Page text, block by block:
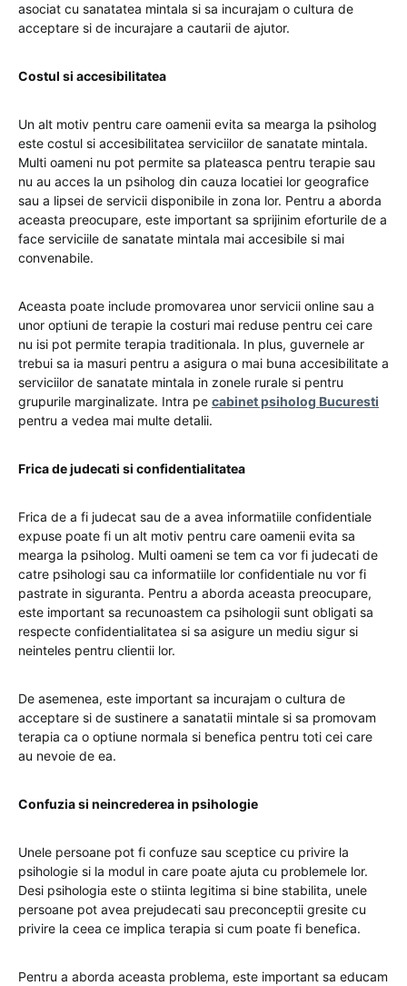
asociat cu sanatatea mintala si sa incurajam o cultura de
acceptare si de incurajare a cautarii de ajutor.
Costul si accesibilitatea
Un alt motiv pentru care oamenii evita sa mearga la psiholog
este costul si accesibilitatea serviciilor de sanatate mintala.
Multi oameni nu pot permite sa plateasca pentru terapie sau
nu au acces la un psiholog din cauza locatiei lor geografice
sau a lipsei de servicii disponibile in zona lor. Pentru a aborda
aceasta preocupare, este important sa sprijinim eforturile de a
face serviciile de sanatate mintala mai accesibile si mai
convenabile.
Aceasta poate include promovarea unor servicii online sau a
unor optiuni de terapie la costuri mai reduse pentru cei care
nu isi pot permite terapia traditionala. In plus, guvernele ar
trebui sa ia masuri pentru a asigura o mai buna accesibilitate a
serviciilor de sanatate mintala in zonele rurale si pentru
grupurile marginalizate. Intra pe cabinet psiholog Bucuresti
pentru a vedea mai multe detalii.
Frica de judecati si confidentialitatea
Frica de a fi judecat sau de a avea informatiile confidentiale
expuse poate fi un alt motiv pentru care oamenii evita sa
mearga la psiholog. Multi oameni se tem ca vor fi judecati de
catre psihologi sau ca informatiile lor confidentiale nu vor fi
pastrate in siguranta. Pentru a aborda aceasta preocupare,
este important sa recunoastem ca psihologii sunt obligati sa
respecte confidentialitatea si sa asigure un mediu sigur si
neinteles pentru clientii lor.
De asemenea, este important sa incurajam o cultura de
acceptare si de sustinere a sanatatii mintale si sa promovam
terapia ca o optiune normala si benefica pentru toti cei care
au nevoie de ea.
Confuzia si neincrederea in psihologie
Unele persoane pot fi confuze sau sceptice cu privire la
psihologie si la modul in care poate ajuta cu problemele lor.
Desi psihologia este o stiinta legitima si bine stabilita, unele
persoane pot avea prejudecati sau preconceptii gresite cu
privire la ceea ce implica terapia si cum poate fi benefica.
Pentru a aborda aceasta problema, este important sa educam